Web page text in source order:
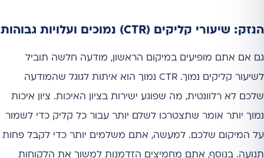
הנזק: שיעורי קליקים (CTR) נמוכים ועלויות גבוהות
גם אם אתם מופיעים במיקום הראשון, מודעה חלשה תוביל
לשיעור קליקים נמוך. CTR נמוך הוא איתות לגוגל שהמודעה
שלכם לא רלוונטית, מה שפוגע ישירות בציון האיכות. ציון איכות
נמוך יותר אומר שתצטרכו לשלם יותר עבור כל קליק כדי לשמור
על המיקום שלכם. למעשה, אתם משלמים יותר כדי לקבל פחות
תנועה. בנוסף, אתם מחמיצים הזדמנות למשוך את הלקוחות